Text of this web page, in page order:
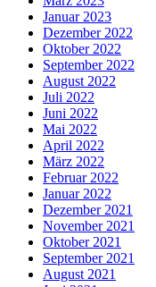
Januar 2023
Dezember 2022
Oktober 2022
September 2022
August 2022
Juli 2022
Juni 2022
Mai 2022
April 2022
März 2022
Februar 2022
Januar 2022
Dezember 2021
November 2021
Oktober 2021
September 2021
August 2021